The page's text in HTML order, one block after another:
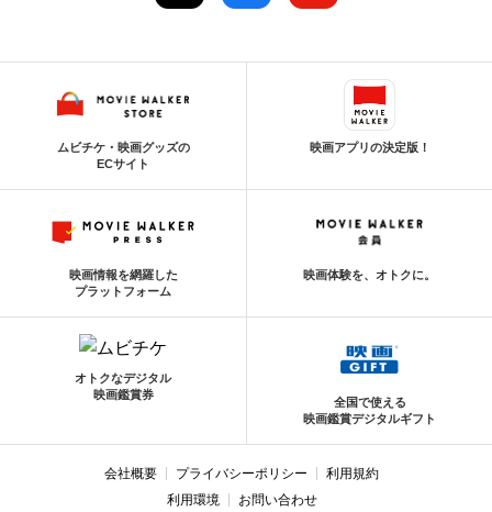
ムビチケ・映画グッズの
ECサイト
映画アプリの決定版！
映画情報を網羅した
プラットフォーム
映画体験を、オトクに。
オトクなデジタル
映画鑑賞券
全国で使える
映画鑑賞デジタルギフト
会社概要 プライバシーポリシー
利用規約
利用環境
お問い合わせ